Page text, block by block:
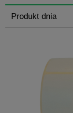
Produkt dnia